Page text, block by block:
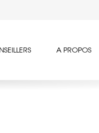
A PROPOS